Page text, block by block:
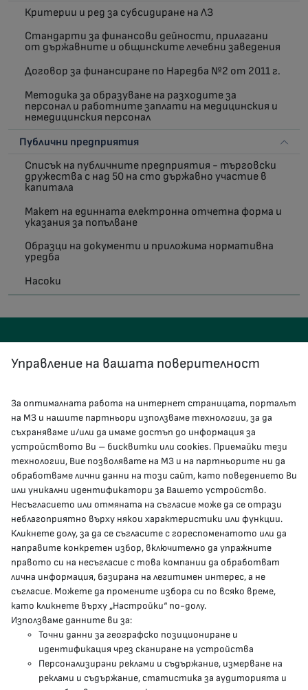
Критерии и ред за субсидиране на ЛЗ
Стандарти за финансови дейности, прилагани
от държавните и общинските лечебни заведения
Договор за финансиране по Наредба №2 от 2011 г.
Методика за образуване на разходите за
персонал и работните заплати на медицинския и
немедицинския персонал
Публични предприятия
Списък на публичните предприятия - търговски
дружества с над 50 на сто държавно участие в
капитала
Макет на единната електронна отчетна форма и
указания за попълване
Образци на документи и приложима нормативна
уредба
Насоки
КОНТАКТИ
гр.София, 1000, пл. „Света Неделя“ №5
delovodstvo@mh.government.bg
presscenter@mh.government.bg
МЗ В СОЦИАЛНИТЕ МРЕЖИ
Facebook страница
Instragram профил
YouTube канал
Threads профил
Управление на вашата поверителност
За оптималната работа на интернет страницата, порталът
на МЗ и нашите партньори използваме технологии, за да
съхраняваме и/или да имаме достъп до информация за
устройството Ви – бисквитки или cookies. Приемайки тези
технологии, Вие позволявате на МЗ и на партньорите ни да
обработваме лични данни на този сайт, като поведението Ви
или уникални идентификатори за Вашето устройство.
Несъгласието или отмяната на съгласие може да се отрази
неблагоприятно върху някои характеристики или функции.
Кликнете долу, за да се съгласите с гореспоменатото или да
направите конкретен избор, включително да упражните
правото си на несъгласие с това компании да обработват
лична информация, базирана на легитимен интерес, а не
съгласие. Можете да промените избора си по всяко време,
като кликнете върху „Настройки“ по-долу.
Използваме данните ви за:
Точни данни за географско позициониране и
идентификация чрез сканиране на устройства
Персонализирани реклами и съдържание, измерване на
реклами и съдържание, статистика за аудиторията и